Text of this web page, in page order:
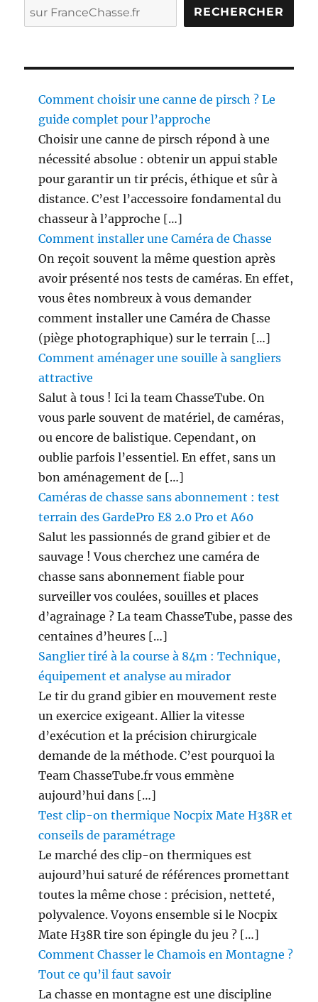
o
r
l
h
a
s
e
RECHERCHER
Comment choisir une canne de pirsch ? Le
guide complet pour l’approche
Choisir une canne de pirsch répond à une
nécessité absolue : obtenir un appui stable
pour garantir un tir précis, éthique et sûr à
distance. C’est l’accessoire fondamental du
chasseur à l’approche […]
Comment installer une Caméra de Chasse
On reçoit souvent la même question après
avoir présenté nos tests de caméras. En effet,
vous êtes nombreux à vous demander
comment installer une Caméra de Chasse
(piège photographique) sur le terrain […]
Comment aménager une souille à sangliers
attractive
Salut à tous ! Ici la team ChasseTube. On
vous parle souvent de matériel, de caméras,
ou encore de balistique. Cependant, on
oublie parfois l’essentiel. En effet, sans un
bon aménagement de […]
Caméras de chasse sans abonnement : test
terrain des GardePro E8 2.0 Pro et A60
Salut les passionnés de grand gibier et de
sauvage ! Vous cherchez une caméra de
chasse sans abonnement fiable pour
surveiller vos coulées, souilles et places
d’agrainage ? La team ChasseTube, passe des
centaines d’heures […]
Sanglier tiré à la course à 84m : Technique,
équipement et analyse au mirador
Le tir du grand gibier en mouvement reste
un exercice exigeant. Allier la vitesse
d’exécution et la précision chirurgicale
demande de la méthode. C’est pourquoi la
Team ChasseTube.fr vous emmène
aujourd’hui dans […]
Test clip-on thermique Nocpix Mate H38R et
conseils de paramétrage
Le marché des clip-on thermiques est
aujourd’hui saturé de références promettant
toutes la même chose : précision, netteté,
polyvalence. Voyons ensemble si le Nocpix
Mate H38R tire son épingle du jeu ? […]
Comment Chasser le Chamois en Montagne ?
Tout ce qu’il faut savoir
La chasse en montagne est une discipline